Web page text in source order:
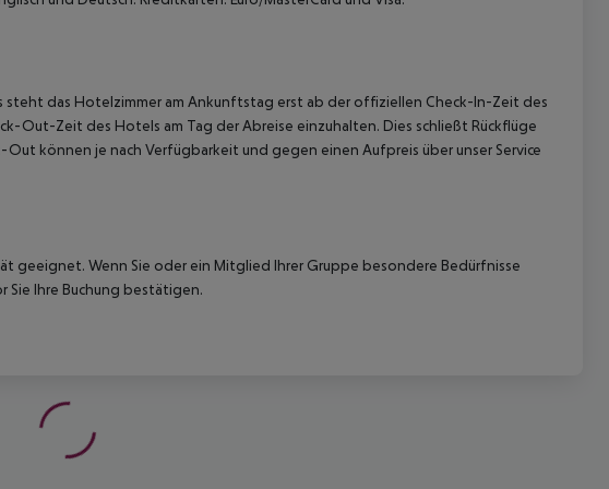
das Hotelzimmer am Ankunftstag erst ab der offiziellen Check-In-Zeit des
Out-Zeit des Hotels am Tag der Abreise einzuhalten. Dies schließt Rückflüge
können je nach Verfügbarkeit und gegen einen Aufpreis über unser Service
geeignet. Wenn Sie oder ein Mitglied Ihrer Gruppe besondere Bedürfnisse
Sie Ihre Buchung bestätigen.